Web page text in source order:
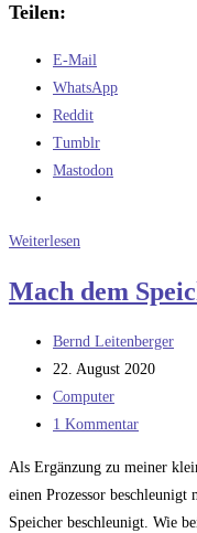
Teilen:
E-Mail
WhatsApp
Reddit
Tumblr
Mastodon
Weiterlesen
seine
Mach dem
Beitrags-
Autor:
Bernd Leitenberger
Beitrag
veröffentlicht:
22. August 2020
Beitrags-
Kategorie:
Computer
Beitrags-
1 Kommentar
Als Ergänzung zu meiner
einen Prozessor beschleunigt
Speicher beschleunigt. Wie